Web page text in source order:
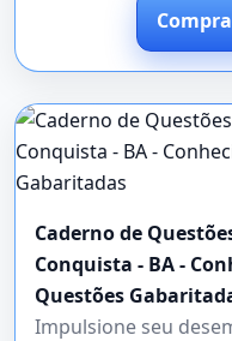
Caderno de
Conquista - BA -
Questões
Impulsione seu